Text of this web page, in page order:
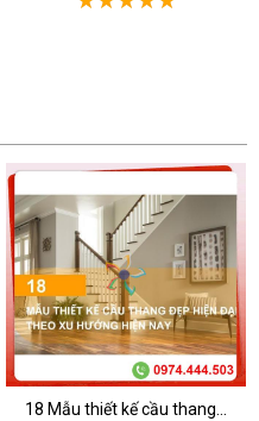
18 Mẫu thiết kế cầu thang...